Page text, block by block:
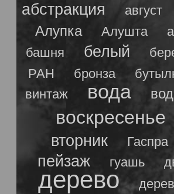
абстракция август
Алупка Алушта
башня
белый
РАН
бронза
винтаж вода
воскресенье
вторник Гаспра
пейзаж гуашь
дерево